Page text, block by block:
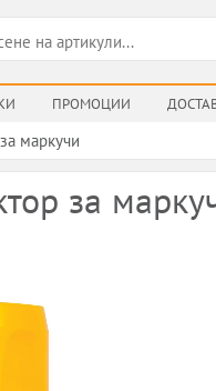
ПРОМОЦИИ
маркучи
за